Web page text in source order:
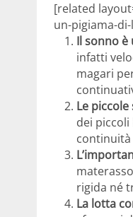
[related
un-pigiama-
Il sonno è
infatti
magari
Le
dei
rigida né
La lotta